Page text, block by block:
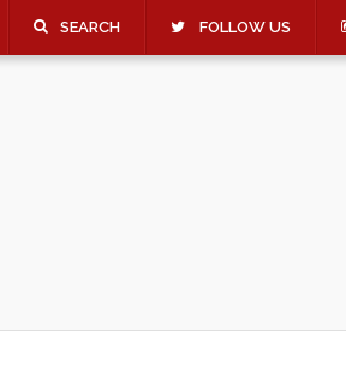
SEARCH FOLLOW US